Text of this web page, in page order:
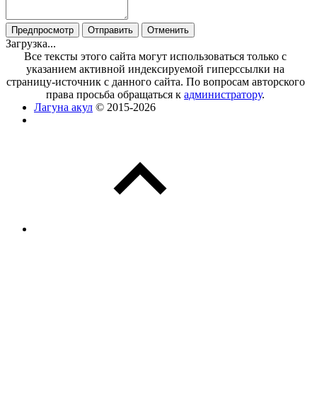
Загрузка...
Все тексты этого сайта могут использоваться только с
указанием активной индексируемой гиперссылки на
страницу-источник с данного сайта. По вопросам авторского
права просьба обращаться кадминистратору.
Лагуна акул © 2015-2026